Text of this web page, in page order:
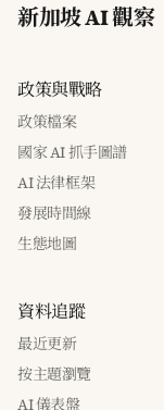
新加坡 AI 觀察
政策與戰略
政策檔案
國家 AI 抓手圖譜
AI 法律框架
發展時間線
生態地圖
資料追蹤
最近更新
按主題瀏覽
AI 儀表盤